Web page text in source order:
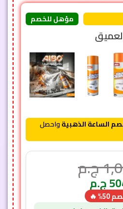
مؤهل للخصم
الساعة الذهبيةواحصل
ج.م
ج.م
🔥